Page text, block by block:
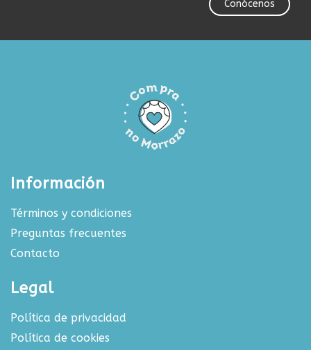
Conócenos
Información
Términos y condiciones
Preguntas frecuentes
Contacto
Legal
Política de privacidad
Política de cookies